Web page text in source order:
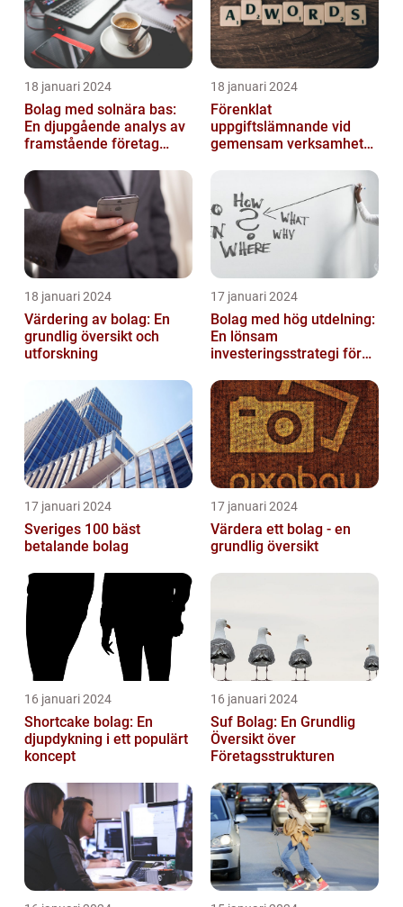
18 januari 2024
Bolag med solnära bas:
En djupgående analys av
framstående företag
18 januari 2024
Förenklat
uppgiftslämnande vid
gemensam verksamhet
18 januari 2024
Värdering av bolag: En
grundlig översikt och
utforskning
17 januari 2024
Bolag med hög utdelning:
En lönsam
investeringsstrategi för
17 januari 2024
Sveriges 100 bäst
betalande bolag
17 januari 2024
Värdera ett bolag - en
grundlig översikt
16 januari 2024
Shortcake bolag: En
djupdykning i ett populärt
koncept
16 januari 2024
Suf Bolag: En Grundlig
Översikt över
Företagsstrukturen